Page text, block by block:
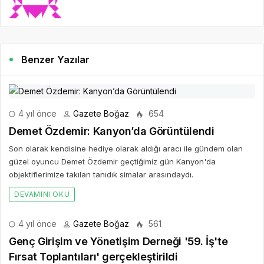
Benzer Yazılar
4 yıl önce Gazete Boğaz 654
Demet Özdemir: Kanyon’da Görüntülendi
Son olarak kendisine hediye olarak aldığı aracı ile gündem olan
güzel oyuncu Demet Özdemir geçtiğimiz gün Kanyon'da
objektiflerimize takılan tanıdık simalar arasındaydı.
DEVAMINI OKU
4 yıl önce Gazete Boğaz 561
Genç Girişim ve Yönetişim Derneği '59. İş'te
Fırsat Toplantıları' gerçekleştirildi